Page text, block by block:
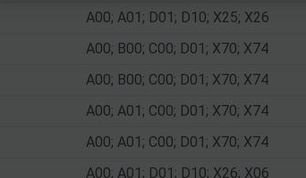
A00; A01; D01; D10; X25; X26
A00; B00; C00; D01; X70; X74
A00; B00; C00; D01; X70; X74
A00; A01; C00; D01; X70; X74
A00; A01; C00; D01; X70; X74
A00; A01; D01; D10; X26; X06